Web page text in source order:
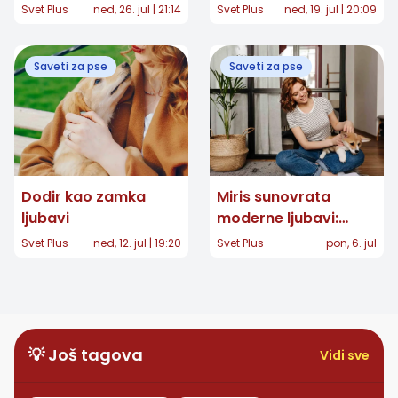
njihove stvarnosti
Svet Plus ned, 26. jul | 21:14 Svet Plus ned, 19. jul | 20:09
Saveti za pse
Dodir kao zamka
ljubavi
Svet Plus ned, 12. jul | 19:20
Saveti za pse
Miris sunovrata
moderne ljubavi:
Kako smo svet mirisa
Svet Plus pon, 6. jul
💡 Još tagova Vidi sve